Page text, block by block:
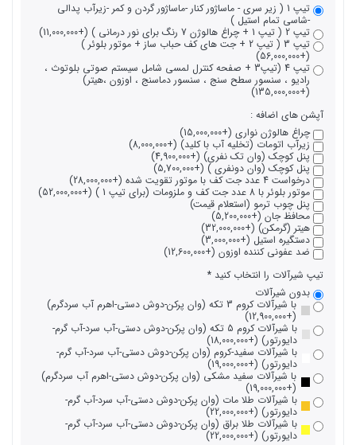
تیپ 1 ( زیر سری - ماساژور کنار -ماساژور گردن و کمر -زیرآب پدالی
-شاسی تمام استیل )
تیپ 2 ( تیپ 1 + چراغ هالوژن 7 رنگ برای نور درمانی ) (+11,000,000)
تیپ 3 ( تیپ 2 + جت های کف حباب ساز + موتور بلوئر )
(+56,000,000)
تیپ 4 (تیپ3 + صفحه کنترل لمسی شامل سیستم صوتی بلوتوث ،
رادیو ، سنسور سطح سنج ، سنسور دماسنج ، اوزون ،هیتر)
(+135,000,000)
آپشن های اضافه :
چراغ هالوژن نواری (+15,000,000)
زیرآب اتومات (تخلیه آب با کلید) (+8,000,000)
پنل کوچک (وان تک نفری) (+4,900,000)
پنل کوچک (وان دونفری ) (+5,700,000)
درخواست 4 عدد جت کف با موتور تقویت شده (+28,000,000)
موتور بلوئر با 8 عدد جت کف و ملزومات (برای تیپ 1 ) (+52,000,000)
پنل چوب ترمو (استعلام قیمت)
محافظ جان (+5,200,000)
هیتر (گرمکن) (+32,000,000)
دستگیره استیل (+3,000,000)
ضد عفونی کننده اوزون (+12,600,000)
تیپ شیرآلات را انتخاب کنید
بدون شیرآلات
با شیرآلات کروم 3 تکه (وان پرکن-دوش دستی-اهرم آب سردگرم)
(+12,900,000)
با شیرآلات کروم 5 تکه (وان پرکن-دوش دستی-آب سرد-آب گرم-
دایورتور) (+18,000,000)
با شیرآلات سفید-کروم (وان پرکن-دوش دستی-آب سرد-آب گرم-
دایورتور) (+19,000,000)
با شیرآلات سفید مشکی (وان پرکن-دوش دستی-اهرم آب سردگرم)
(+19,000,000)
با شیرآلات طلا مات (وان پرکن-دوش دستی-آب سرد-آب گرم-
دایورتور) (+22,000,000)
با شیرآلات طلا براق (وان پرکن-دوش دستی-آب سرد-آب گرم-
دایورتور) (+22,000,000)